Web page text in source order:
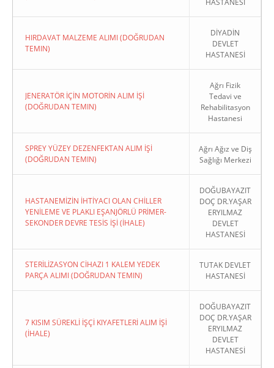
HASTANESİ
HIRDAVAT MALZEME ALIMI (DOĞRUDAN
TEMIN)
DİYADİN
DEVLET
HASTANESİ
JENERATÖR İÇİN MOTORİN ALIM İŞİ
(DOĞRUDAN TEMIN)
Ağrı Fizik
Tedavi ve
Rehabilitasyon
Hastanesi
SPREY YÜZEY DEZENFEKTAN ALIM İŞİ
(DOĞRUDAN TEMIN)
Ağrı Ağız ve Diş
Sağlığı Merkezi
HASTANEMİZİN İHTİYACI OLAN CHİLLER
YENİLEME VE PLAKLI EŞANJÖRLÜ PRİMER-
SEKONDER DEVRE TESİS İŞİ (İHALE)
DOĞUBAYAZIT
DOÇ DR.YAŞAR
ERYILMAZ
DEVLET
HASTANESİ
STERİLİZASYON CİHAZI 1 KALEM YEDEK
PARÇA ALIMI (DOĞRUDAN TEMIN)
TUTAK DEVLET
HASTANESİ
7 KISIM SÜREKLİ İŞÇİ KIYAFETLERİ ALIM İŞİ
(İHALE)
DOĞUBAYAZIT
DOÇ DR.YAŞAR
ERYILMAZ
DEVLET
HASTANESİ